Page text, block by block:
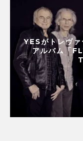
YESがトレヴァ
アルバム「